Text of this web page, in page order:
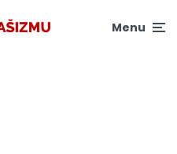
Menu